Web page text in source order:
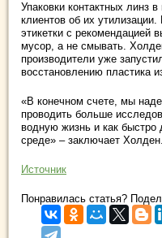
Упаковки контактных линз
клиентов об их
этикетки с рекомендацией
мусор, а не смывать.
производители уже
восстановлению пластика
«В конечном счете, мы
проводить больше
водную жизнь и как быстро
среде» – заключает Холден.
Источник
Понравилась статья?